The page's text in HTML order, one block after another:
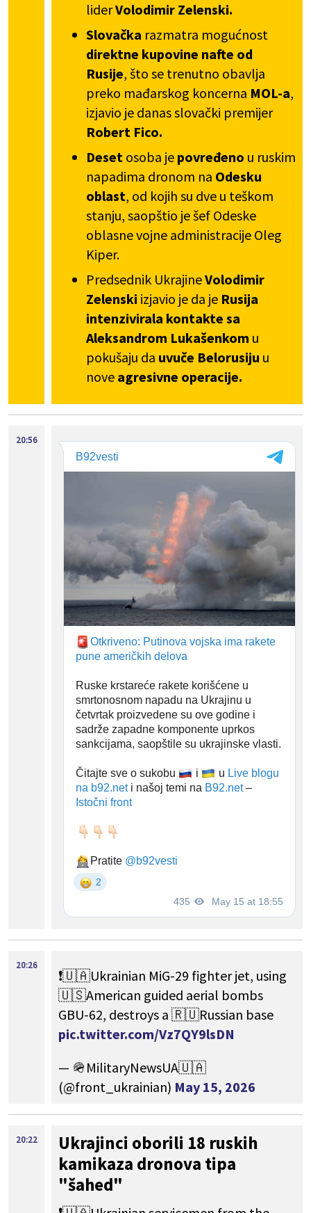
liderVolodimir Zelenski.
Slovačka razmatra mogućnost
direktne kupovine nafte od
Rusije, što se trenutno obavlja
preko mađarskog koncerna MOL-a,
izjavio je danas slovački premijer
Robert Fico.
Deset osoba je povređeno u ruskim
napadima dronom na Odesku
oblast, od kojih su dve u teškom
stanju, saopštio je šef Odeske
oblasne vojne administracije Oleg
Kiper.
Predsednik UkrajineVolodimir
Zelenski izjavio je da je Rusija
intenzivirala kontakte sa
Aleksandrom Lukašenkom u
pokušaju da uvuče Belorusiju u
nove agresivne operacije.
20:56
20:26
❗️🇺🇦Ukrainian MiG-29 fighter jet, using
🇺🇸American guided aerial bombs
GBU-62, destroys a 🇷🇺Russian base
pic.twitter.com/Vz7QY9lsDN
— 🪖MilitaryNewsUA🇺🇦
(@front_ukrainian) May 15, 2026
20:22
Ukrajinci oborili 18 ruskih
kamikaza dronova tipa
"šahed"